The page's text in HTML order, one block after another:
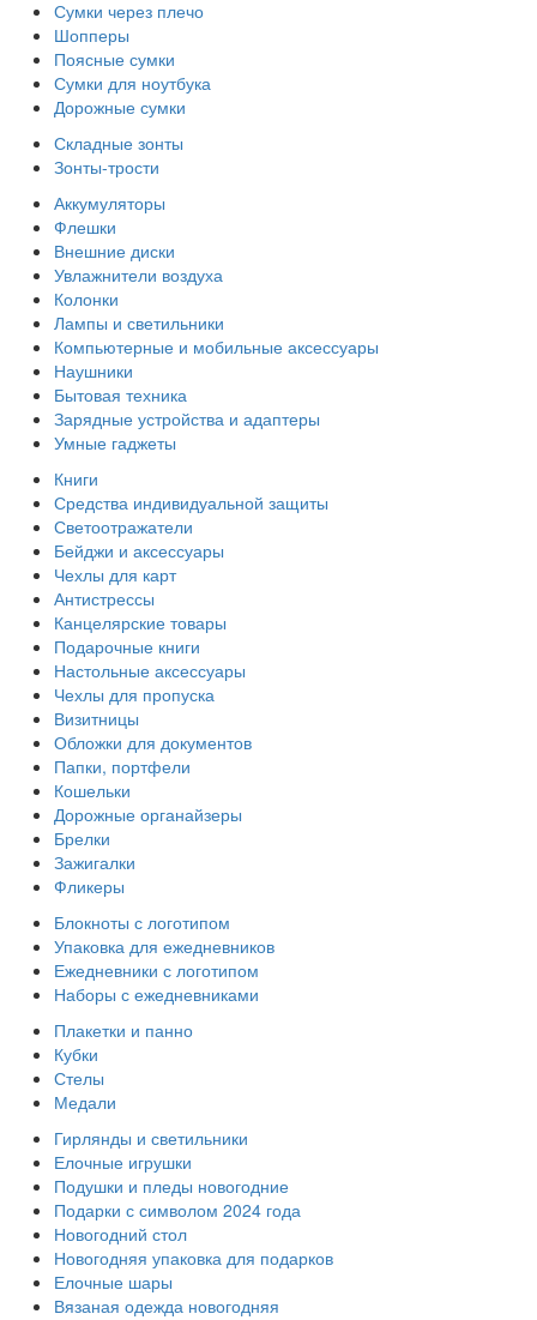
Сумки через плечо
Шопперы
Поясные сумки
Сумки для ноутбука
Дорожные сумки
Складные зонты
Зонты-трости
Аккумуляторы
Флешки
Внешние диски
Увлажнители воздуха
Колонки
Лампы и светильники
Компьютерные и мобильные аксессуары
Наушники
Бытовая техника
Зарядные устройства и адаптеры
Умные гаджеты
Книги
Средства индивидуальной защиты
Светоотражатели
Бейджи и аксессуары
Чехлы для карт
Антистрессы
Канцелярские товары
Подарочные книги
Настольные аксессуары
Чехлы для пропуска
Визитницы
Обложки для документов
Папки, портфели
Кошельки
Дорожные органайзеры
Брелки
Зажигалки
Фликеры
Блокноты с логотипом
Упаковка для ежедневников
Ежедневники с логотипом
Наборы с ежедневниками
Плакетки и панно
Кубки
Стелы
Медали
Гирлянды и светильники
Елочные игрушки
Подушки и пледы новогодние
Подарки с символом 2024 года
Новогодний стол
Новогодняя упаковка для подарков
Елочные шары
Вязаная одежда новогодняя